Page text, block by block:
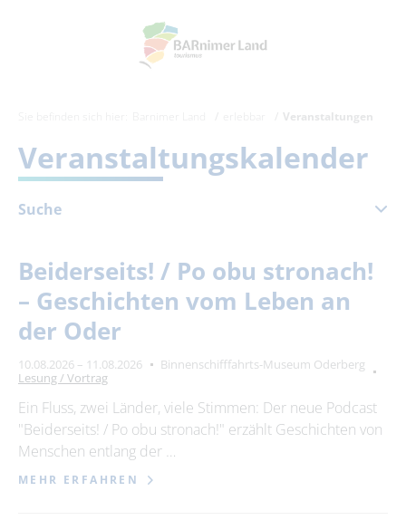
Veranstaltungen
Veranstaltungskalender
Suche
August 2026
Mo Di Mi Do Fr Sa So
1
3
4
10
11 12 13 14 15
16
17
18 19 20 21 22
23
24
25 26 27 28 29
30
Beiderseits! / Po obu stronach!
– Geschichten vom Leben an
der Oder
10.08.2026 – 11.08.2026
Binnenschifffahrts-Museum Oderberg
Lesung / Vortrag
Ein Fluss, zwei Länder, viele Stimmen: Der neue Podcast
"Beiderseits! / Po obu stronach!" erzählt Geschichten von
Menschen entlang der …
MEHR ERFAHREN